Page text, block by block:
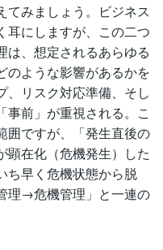
てみましょう。ビジネス
耳にしますが、この二つ
は、想定されるあらゆる
のような影響があるかを
、リスク対応準備、そし
事前」が重視される。こ
囲ですが、「発生直後の
顕在化（危機発生）した
ち早く危機状態から脱
理→危機管理」と一連の